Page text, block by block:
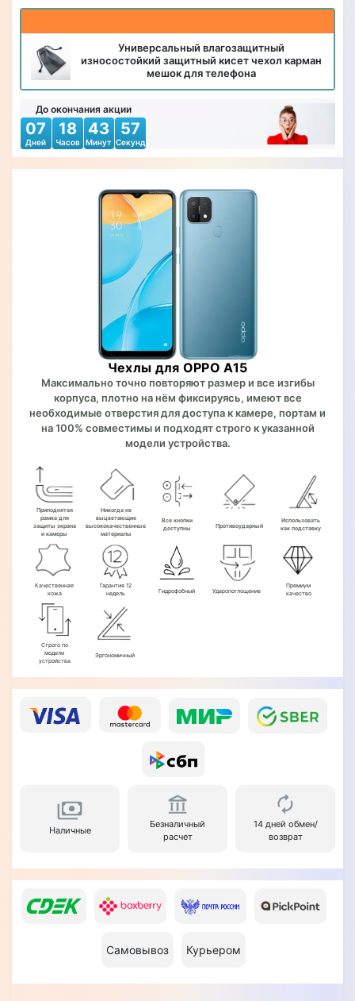
Универсальный влагозащитный
износостойкий защитный кисет чехол карман
мешок для телефона
До окончания акции
07
Дней
18
Часов
43
Минут
54
Секунд
Чехлы для OPPO A15
Максимально точно повторяют размер и все изгибы
корпуса, плотно на нём фиксируясь, имеют все
необходимые отверстия для доступа к камере, портам и
на 100% совместимы и подходят строго к указанной
модели устройства.
Приподнятая
рамка для
защиты экрана
и камеры
Никогда не
выцветающие
высококачественные
материалы
Все кнопки
доступны
Противоударный
Использовать
как подставку
Качественная
кожа
Гарантия 12
недель
Гидрофобный Ударопоглощение
Премиум
качество
Строго по
модели
устройства
Эргономичный
Наличные
Безналичный
расчет
14 дней обмен/
возврат
Самовывоз Курьером